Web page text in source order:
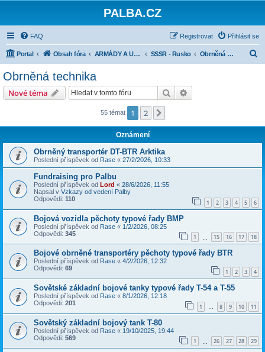
PALBA.CZ
FAQ Přihlásit se
Registrovat
Portal Obsah fóra ARMÁDY A UDÁLOSTI PO ROCE 1945 SSSR - Rusko Obrněná technika
Obrněná technika
Nové téma Hledat
55 témat 1 2
Oznámení
Obrněný transportér DT-BTR Arktika
Poslední příspěvek od Rase « 27/2/2026, 10:33
Fundraising pro Palbu
Poslední příspěvek od Lord « 28/6/2026, 11:55
Napsal v Vzkazy od vedení Palby
Odpovědi: 110 1 2 3 4 5 6
Bojová vozidla pěchoty typové řady BMP
Poslední příspěvek od Rase « 1/2/2026, 08:25
Odpovědi: 345 1 15 16 17 18
Bojové obrněné transportéry pěchoty typové řady BTR
Poslední příspěvek od Rase « 4/2/2026, 12:32
Odpovědi: 69 1 2 3 4
Sovětské základní bojové tanky typové řady T-54 a T-55
Poslední příspěvek od Rase « 8/1/2026, 12:18
Odpovědi: 201 1 … 8 9 10 11
Sovětský základní bojový tank T-80
Poslední příspěvek od Rase « 19/10/2025, 19:44
Odpovědi: 569 1 26 27 28 29